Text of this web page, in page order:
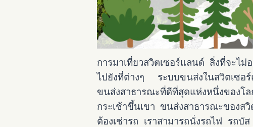
การมาเที่ยวสวิตเซอร์แลนด์ สิ่งที่จะไม่
ไปยังที่ต่างๆ ระบบขนส่งในสวิตเซอ
ขนส่งสาธารณะที่ดีที่สุดแห่งหนึ่งของโล
กระเช้าขึ้นเขา ขนส่งสาธารณะของส
ต้องเช่ารถ เราสามารถนั่งรถไฟ รถบั